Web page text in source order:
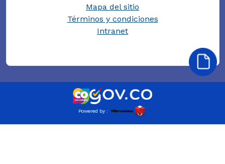
Mapa del sitio
Términos y condiciones
Intranet
Powered by :